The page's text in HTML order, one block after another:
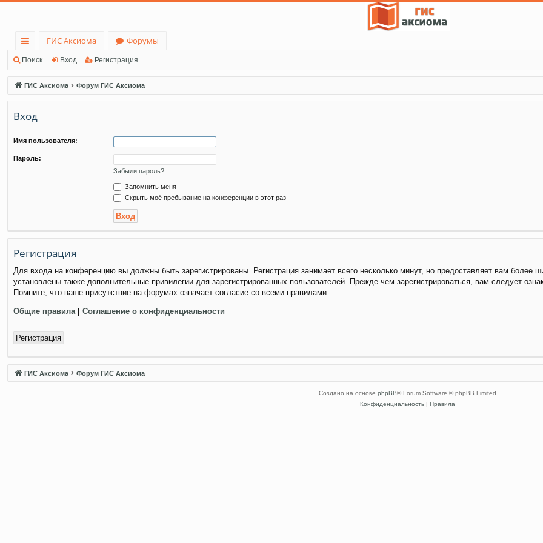
с
ы
лк
и
ГИС Аксиома
Форумы
Поиск Вход Регистрация
ГИС Аксиома Форум ГИС Аксиома
Вход
Имя пользователя:
Пароль:
Забыли пароль?
Запомнить меня
Скрыть моё пребывание на конференции в этот раз
Регистрация
Для входа на конференцию вы должны быть зарегистрированы. Регистрация занимает всего несколько минут, но предоставляет вам более
установлены также дополнительные привилегии для зарегистрированных пользователей. Прежде чем зарегистрироваться, вам следует
Помните, что ваше присутствие на форумах означает согласие со всеми правилами.
Общие правила | Соглашение о конфиденциальности
Регистрация
ГИС Аксиома Форум ГИС Аксиома
Создано на основе phpBB® Forum Software © phpBB Limited
Конфиденциальность| Правила